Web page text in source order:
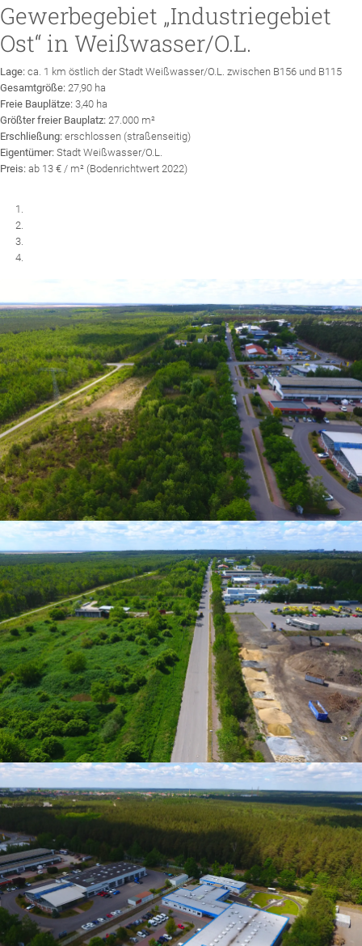
Gewerbegebiet „Industriegebiet
Ost“ in Weißwasser/O.L.
Lage: ca. 1 km östlich der Stadt Weißwasser/O.L. zwischen B156 und B115
Gesamtgröße: 27,90 ha
Freie Bauplätze: 3,40 ha
Größter freier Bauplatz: 27.000 m²
Erschließung: erschlossen (straßenseitig)
Eigentümer: Stadt Weißwasser/O.L.
Preis: ab 13 € / m² (Bodenrichtwert 2022)